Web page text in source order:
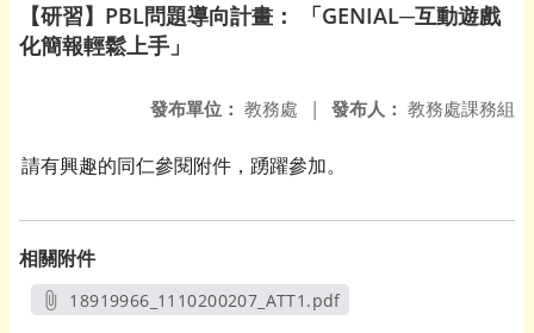
【研習】PBL問題導向計畫： 「GENIAL─互動遊戲
化簡報輕鬆上手」
發布人： 教務處課務組
發布單位： 教務處 |
請有興趣的同仁參閱附件，踴躍參加。
相關附件
18919966_1110200207_ATT1.pdf